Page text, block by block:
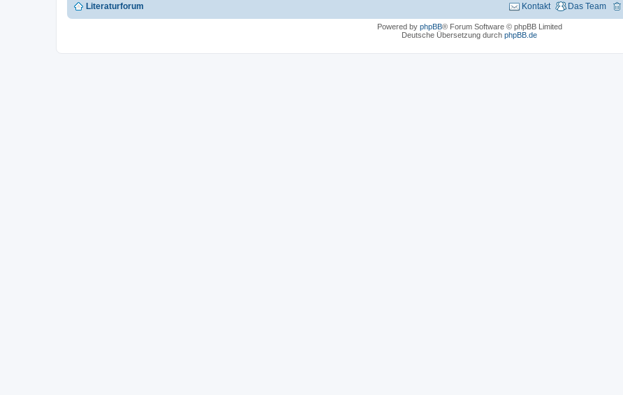
Literaturforum Das Team
Kontakt
Powered by phpBB® Forum Software © phpBB Limited
Deutsche Übersetzung durch phpBB.de